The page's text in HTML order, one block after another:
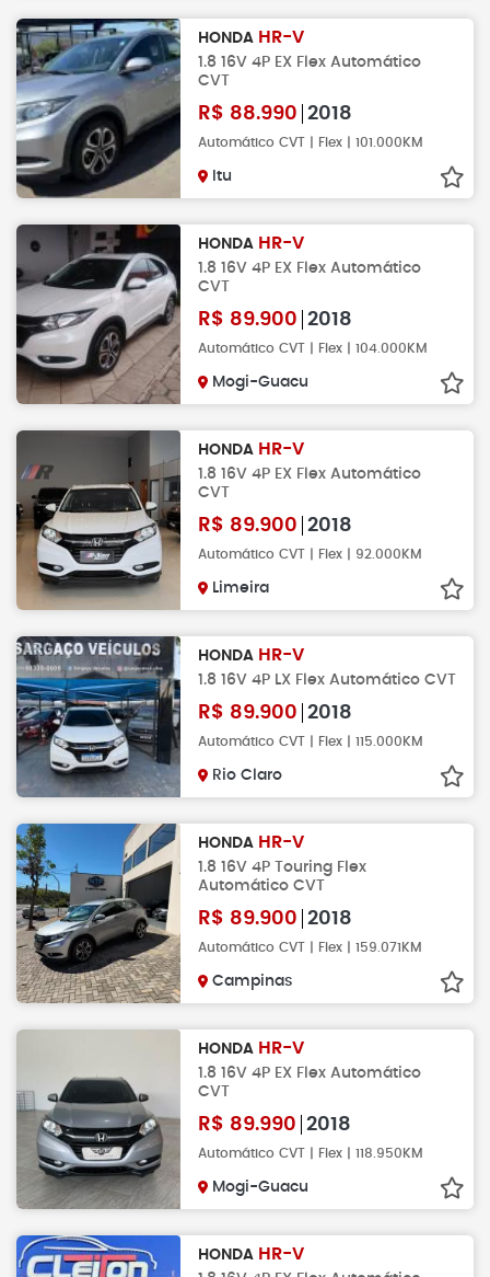
HONDA HR-V
1.8 16V 4P EX Flex Automático
CVT
R$ 88.990 2018
Automático CVT | Flex | 101.000KM
Itu
HONDA HR-V
1.8 16V 4P EX Flex Automático
CVT
R$ 89.900 2018
Automático CVT | Flex | 104.000KM
Mogi-Guacu
HONDA HR-V
1.8 16V 4P EX Flex Automático
CVT
R$ 89.900 2018
Automático CVT | Flex | 92.000KM
Limeira
HONDA HR-V
1.8 16V 4P LX Flex Automático CVT
R$ 89.900 2018
Automático CVT | Flex | 115.000KM
Rio Claro
HONDA HR-V
1.8 16V 4P Touring Flex
Automático CVT
R$ 89.900 2018
Automático CVT | Flex | 159.071KM
Campinas
HONDA HR-V
1.8 16V 4P EX Flex Automático
CVT
R$ 89.990 2018
Automático CVT | Flex | 118.950KM
Mogi-Guacu
HONDA HR-V